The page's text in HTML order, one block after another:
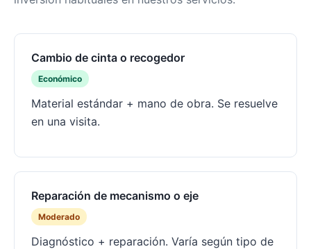
Cambio de cinta o recogedor
Económico
Material estándar + mano de obra. Se resuelve
en una visita.
Reparación de mecanismo o eje
Moderado
Diagnóstico + reparación. Varía según tipo de